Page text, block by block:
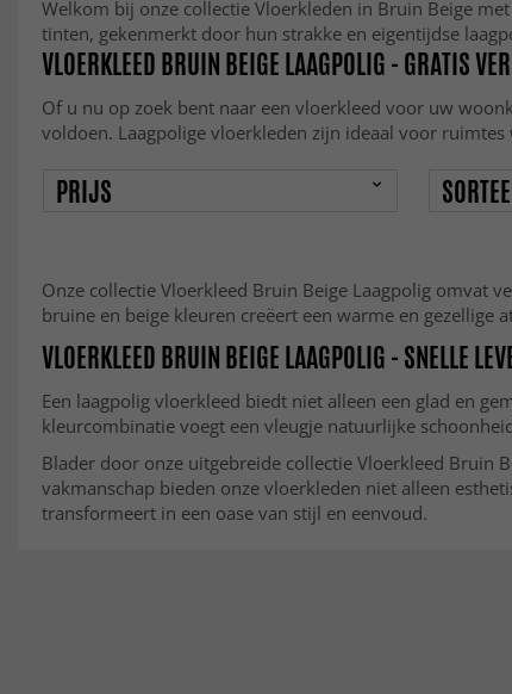
Welkom bij onze collectie Vloerkleden in Bruin Beige
tinten, gekenmerkt door hun strakke en eigentijdse
VLOERKLEED BRUIN BEIGE LAAGPOLIG - GRATIS
Of u nu op zoek bent naar een vloerkleed voor uw
voldoen. Laagpolige vloerkleden zijn ideaal voor
PRIJS
Onze collectie Vloerkleed Bruin Beige Laagpolig omvat
bruine en beige kleuren creëert een warme en
VLOERKLEED BRUIN BEIGE LAAGPOLIG - SNELLE
Een laagpolig vloerkleed biedt niet alleen een glad en
kleurcombinatie voegt een vleugje natuurlijke
Blader door onze uitgebreide collectie Vloerkleed Bruin
vakmanschap bieden onze vloerkleden niet alleen
transformeert in een oase van stijl en eenvoud.